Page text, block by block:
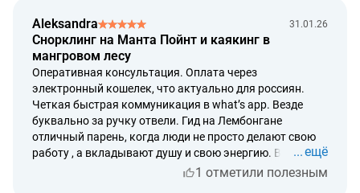
Aleksandra 31.01.26
Cнорклинг на Манта Пойнт и каякинг в
мангровом лесу
Оперативная консультация. Оплата через
электронный кошелек, что актуально для россиян.
Четкая быстрая коммуникация в what’s app. Везде
буквально за ручку отвели. Гид на Лембонгане
отличный парень, когда люди не просто делают свою
работу , а вкладывают душу и свою энергию. Видели
мант, очень красивый коралловый риф. Получили от
ещё
1 отметили полезным